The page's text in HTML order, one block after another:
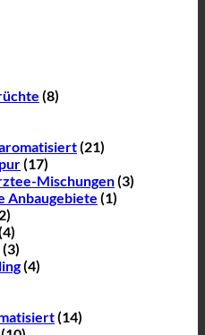
(8)
(21)
(17)
Mischungen(3)
Anbaugebiete (1)
(3)
(4)
(14)